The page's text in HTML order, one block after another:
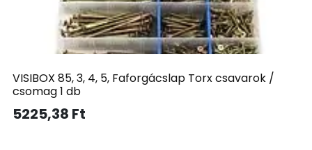
VISIBOX 85, 3, 4, 5, Faforgácslap Torx csavarok /
csomag 1 db
5225,38 Ft